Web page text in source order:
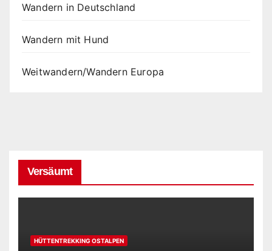
Wandern in Deutschland
Wandern mit Hund
Weitwandern/Wandern Europa
Versäumt
HÜTTENTREKKING OSTALPEN